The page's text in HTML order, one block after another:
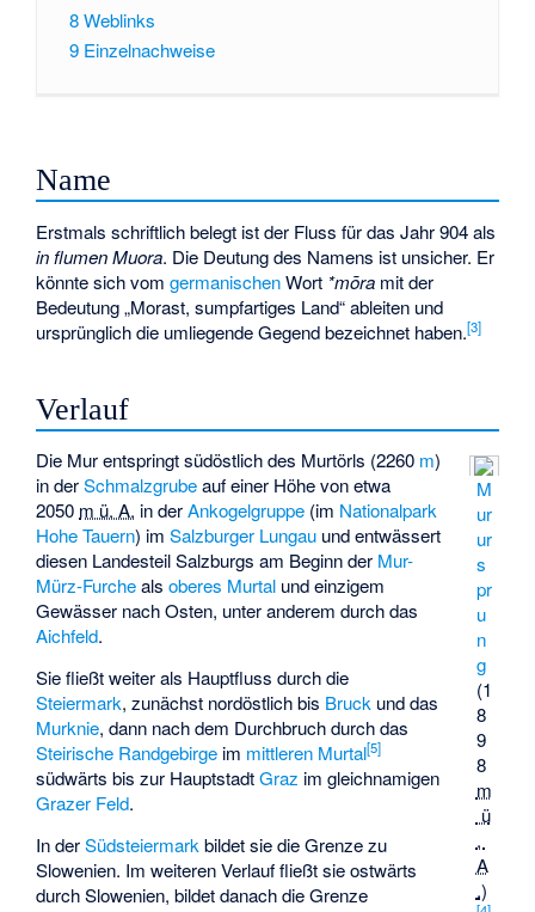
8Weblinks
9 Einzelnachweise
Name
Erstmals schriftlich belegt ist der Fluss für das Jahr 904 als
in flumen Muora. Die Deutung des Namens ist unsicher. Er
könnte sich vomgermanischenWort *mōra mit der
Bedeutung „Morast, sumpfartiges Land“ ableiten und
ursprünglich die umliegende Gegend bezeichnet haben.[3]
Verlauf
M
ur
ur
s
pr
u
n
g
(1
8
9
8
m
ü
.
A
.)
Die Mur entspringt südöstlich des Murtörls (2260 m)
in derSchmalzgrubeauf einer Höhe von etwa
2050 m ü. A. in derAnkogelgruppe (im Nationalpark
Hohe Tauern) imSalzburger Lungau und entwässert
diesen Landesteil Salzburgs am Beginn der Mur-
Mürz-Furchealsoberes Murtal und einzigem
Gewässer nach Osten, unter anderem durch das
Aichfeld.
Sie fließt weiter als Hauptfluss durch die
Steiermark, zunächst nordöstlich bis Bruck und das
Murknie, dann nach dem Durchbruch durch das
Steirische Randgebirge im mittleren Murtal[5]
südwärts bis zur HauptstadtGraz im gleichnamigen
Grazer Feld.
In derSüdsteiermark bildet sie die Grenze zu
Slowenien. Im weiteren Verlauf fließt sie ostwärts
durch Slowenien, bildet danach die Grenze